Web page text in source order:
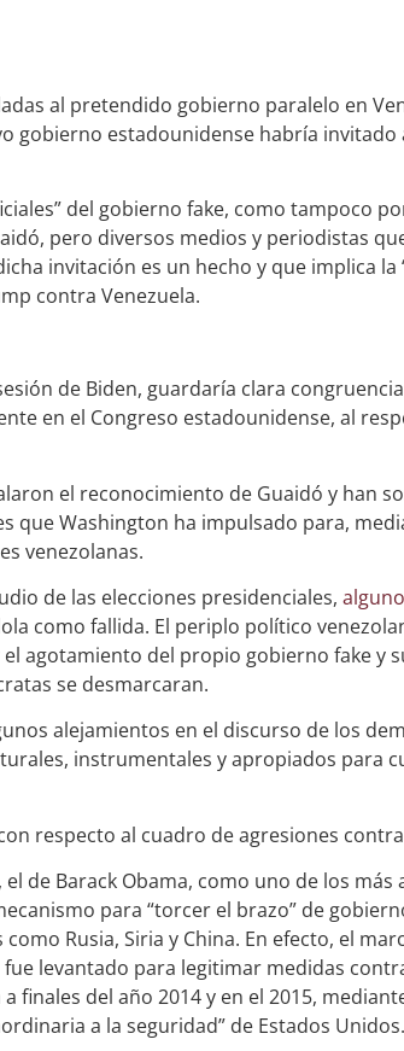
al pretendido gobierno paralelo en
gobierno estadounidense habría invitado
del gobierno fake, como tampoco
pero diversos medios y periodistas
invitación es un hecho y que implica la
contra Venezuela.
de Biden, guardaría clara
en el Congreso estadounidense, al
el reconocimiento de Guaidó y han
que Washington ha impulsado para,
venezolanas.
de las elecciones presidenciales,
como fallida. El periplo político
agotamiento del propio gobierno fake y
se desmarcaran.
alejamientos en el discurso de los
instrumentales y apropiados para
respecto al cuadro de agresiones
de Barack Obama, como uno de los más
para “torcer el brazo” de
Rusia, Siria y China. En efecto, el
levantado para legitimar medidas
del año 2014 y en el 2015,
a la seguridad” de Estados Unidos.